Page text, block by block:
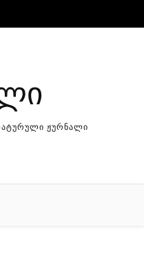
ჟურნალი